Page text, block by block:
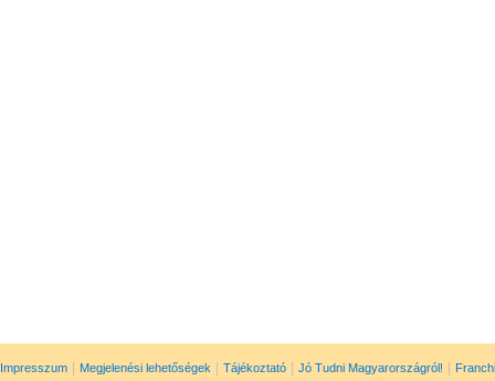
Impresszum Megjelenési lehetőségek Tájékoztató Jó Tudni Magyarországról!